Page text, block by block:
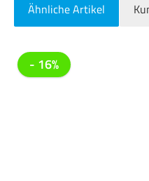
Ähnliche Artikel
Produktgalerie überspringen
- 16%